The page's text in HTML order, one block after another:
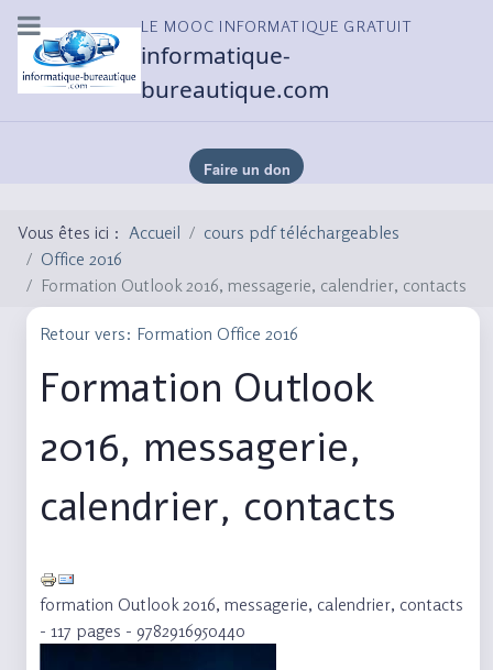
LE MOOC INFORMATIQUE GRATUIT
informatique-
bureautique.com
Vous êtes ici : Accueil
cours pdf téléchargeables
Office 2016
Formation Outlook 2016, messagerie, calendrier, contacts
Retour vers: Formation Office 2016
Formation Outlook
2016, messagerie,
calendrier, contacts
formation Outlook 2016, messagerie, calendrier, contacts
- 117 pages - 9782916950440